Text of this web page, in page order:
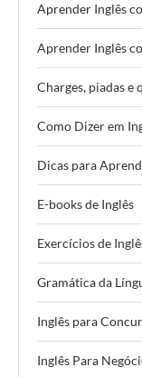
Aprender Inglês
Aprender Inglês
Charges, piadas e
Como Dizer em
Dicas para
E-books de Inglês
Exercícios de
Gramática da
Inglês para
Inglês Para